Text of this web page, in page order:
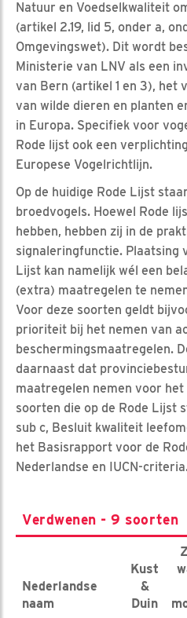
Natuur en Voedselkwaliteit
(artikel 2.19, lid 5, onder a,
Omgevingswet). Dit wordt
Ministerie van LNV als een
van Bern (artikel 1 en 3), het
van wilde dieren en planten
in Europa. Specifiek voor
Rode lijst ook een
Europese Vogelrichtlijn.
Op de huidige Rode Lijst
broedvogels. Hoewel Rode
hebben, hebben zij in de
signaleringfunctie. Plaatsing
Lijst kan namelijk wél een
(extra) maatregelen te
Voor deze soorten geldt
prioriteit bij het nemen van
beschermingsmaatregelen.
daarnaast dat
maatregelen nemen voor
soorten die op de Rode Lijst
sub c, Besluit kwaliteit
het Basisrapport voor de
Nederlandse en IUCN-
Verdwenen - 9 soorten
Nederlandse
naam
Kust
&
Duin